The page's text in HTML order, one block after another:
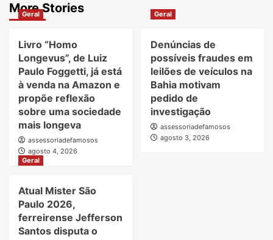
More Stories
Geral
Livro “Homo
Longevus”, de Luiz
Paulo Foggetti, já está
à venda na Amazon e
propõe reflexão
sobre uma sociedade
mais longeva
assessoriadefamosos
agosto 4, 2026
Geral
Denúncias de
possíveis fraudes em
leilões de veículos na
Bahia motivam
pedido de
investigação
assessoriadefamosos
agosto 3, 2026
Geral
Atual Mister São
Paulo 2026,
ferreirense Jefferson
Santos disputa o